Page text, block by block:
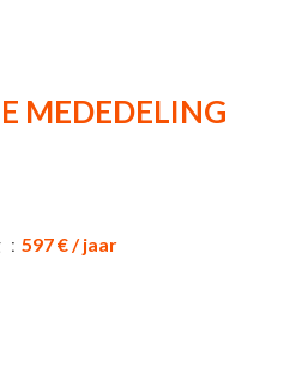
MEDEDELING
597 € / jaar